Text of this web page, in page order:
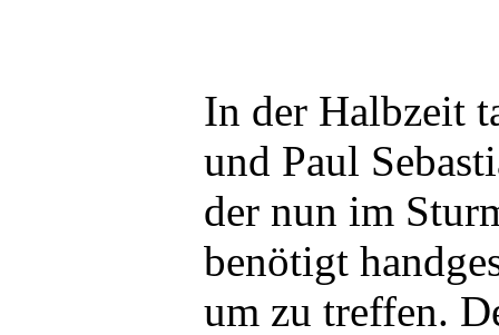
In der Halbzeit
und Paul
der nun im
benötigt
um zu treffen.